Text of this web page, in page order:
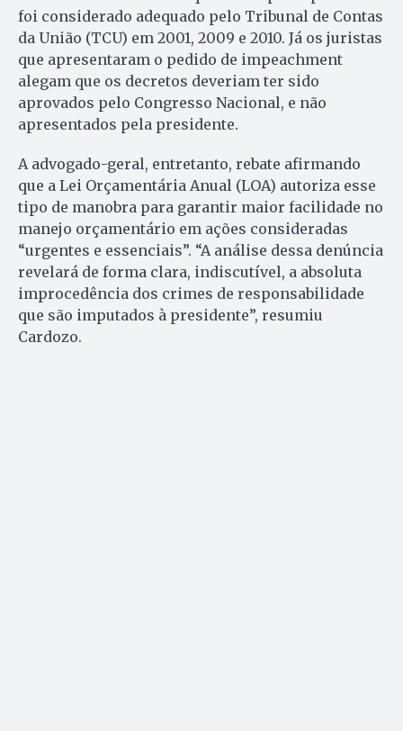
foi considerado adequado pelo Tribunal de Contas
da União (TCU) em 2001, 2009 e 2010. Já os juristas
que apresentaram o pedido de impeachment
alegam que os decretos deveriam ter sido
aprovados pelo Congresso Nacional, e não
apresentados pela presidente.
A advogado-geral, entretanto, rebate afirmando
que a Lei Orçamentária Anual (LOA) autoriza esse
tipo de manobra para garantir maior facilidade no
manejo orçamentário em ações consideradas
“urgentes e essenciais”. “A análise dessa denúncia
revelará de forma clara, indiscutível, a absoluta
improcedência dos crimes de responsabilidade
que são imputados à presidente”, resumiu
Cardozo.